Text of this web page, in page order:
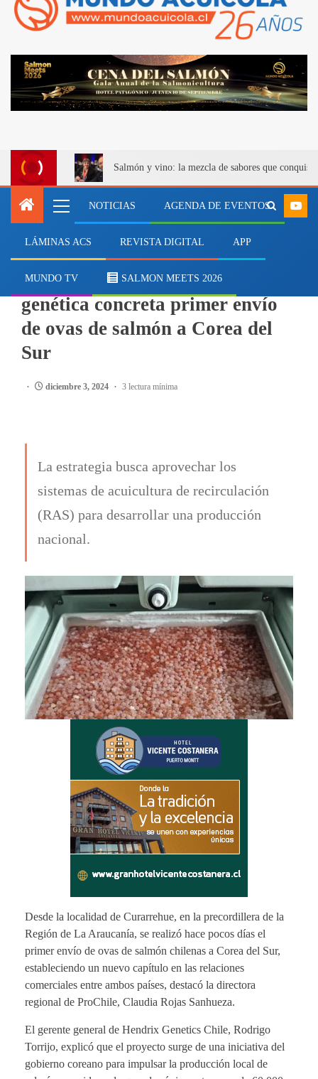
Salmón y vino: la mezcla de sabores que
NOTICIAS AGENDA DE EVENTOS
LÁMINAS ACS REVISTA DIGITAL APP
MUNDO TV SALMON MEETS 2026
Desde La Araucanía: Casa
genética concreta primer envío
de ovas de salmón a Corea del
Sur
diciembre 3, 2024 3 lectura mínima
La estrategia busca aprovechar los
sistemas de acuicultura de recirculación
(RAS) para desarrollar una producción
nacional.
Desde la localidad de Curarrehue, en la precordillera de la
Región de La Araucanía, se realizó hace pocos días el
primer envío de ovas de salmón chilenas a Corea del Sur,
estableciendo un nuevo capítulo en las relaciones
comerciales entre ambos países, destacó la directora
regional de ProChile, Claudia Rojas Sanhueza.
El gerente general de Hendrix Genetics Chile, Rodrigo
Torrijo, explicó que el proyecto surge de una iniciativa del
gobierno coreano para impulsar la producción local de